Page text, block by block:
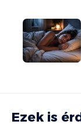
Ezek is